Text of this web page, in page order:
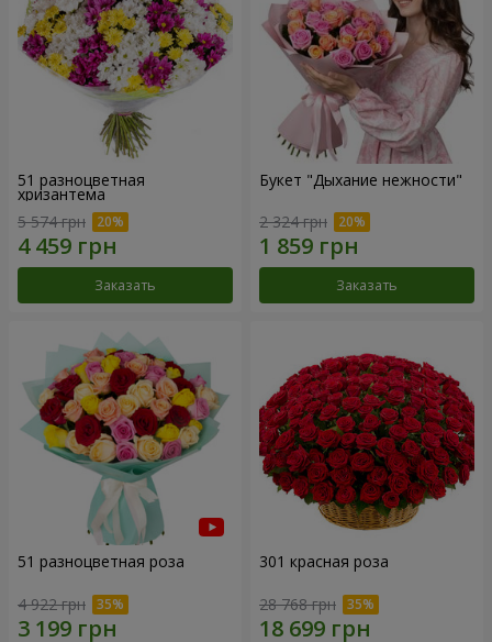
51 разноцветная
хризантема
5 574 грн
Заказать
Букет "Дыхание нежности"
2 324 грн
Заказать
51 разноцветная роза
4 922 грн
301 красная роза
28 768 грн